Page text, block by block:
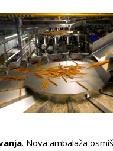
. Nova ambalaža